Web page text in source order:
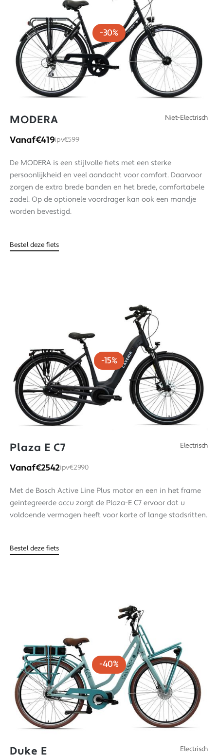
-30%
MODERA
Vanaf€419ipv€599
Niet-Electrisch
De MODERA is een stijlvolle fiets met een sterke
persoonlijkheid en veel aandacht voor comfort. Daarvoor
zorgen de extra brede banden en het brede, comfortabele
zadel. Op de optionele voordrager kan ook een mandje
worden bevestigd.
Bestel deze fiets
-15%
Plaza E C7
Vanaf€2542ipv€2990
Electrisch
Met de Bosch Active Line Plus motor en een in het frame
geintegreerde accu zorgt de Plaza-E C7 ervoor dat u
voldoende vermogen heeft voor korte of lange stadsritten.
Bestel deze fiets
-40%
Duke E Electrisch